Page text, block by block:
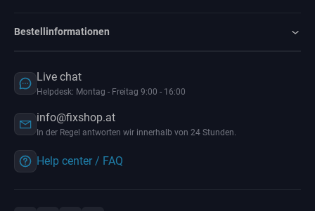
Bestellinformationen
Live chat
Helpdesk: Montag - Freitag 9:00 - 16:00
info@fixshop.at
In der Regel antworten wir innerhalb von 24 Stunden.
Help center / FAQ